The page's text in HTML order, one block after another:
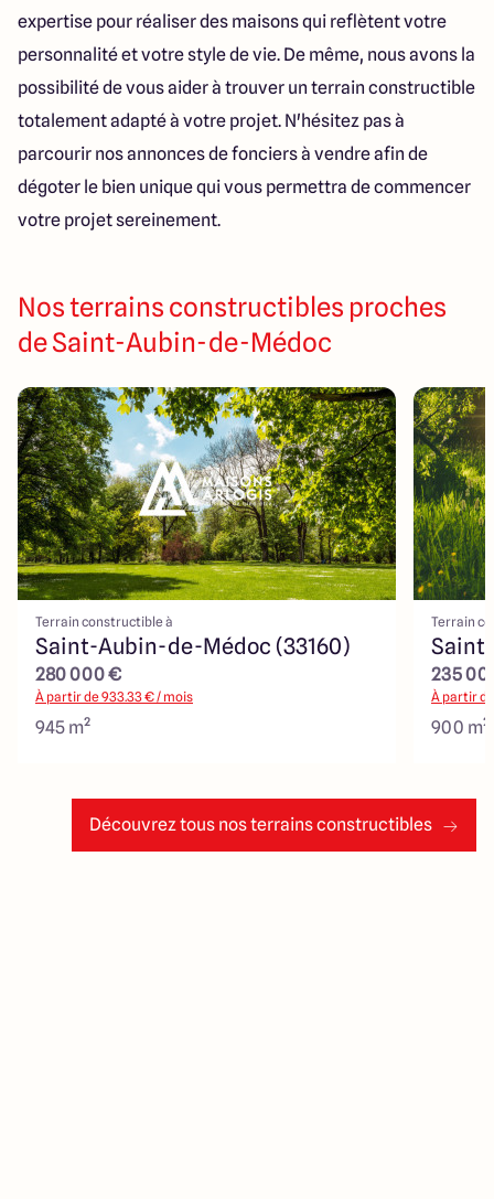
expertise pour réaliser des maisons qui reflètent votre
personnalité et votre style de vie. De même, nous avons la
possibilité de vous aider à trouver un terrain constructible
totalement adapté à votre projet. N'hésitez pas à
parcourir nos annonces de fonciers à vendre afin de
dégoter le bien unique qui vous permettra de commencer
votre projet sereinement.
Nos terrains constructibles proches
de Saint-Aubin-de-Médoc
Terrain constructible à
Saint-Aubin-de-Médoc (33160)
280 000 €
À partir de933.33€ / mois
945 m²
Terrain
235
À partir
900 m²
Découvrez tous nos terrains constructibles